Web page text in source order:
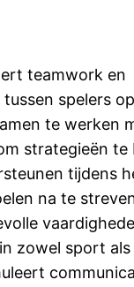
teamwork en
spelers
te werken
strategieën te
tijdens
na te
zowel sport